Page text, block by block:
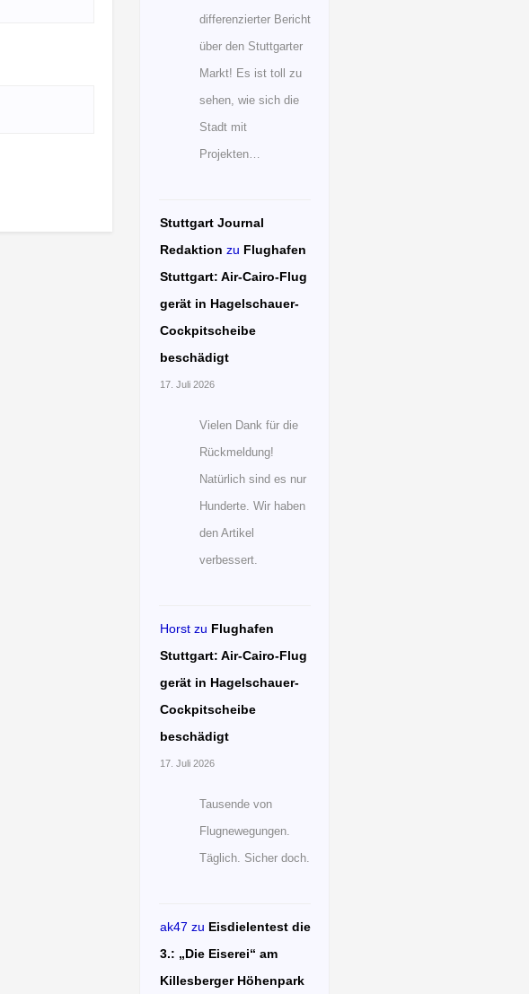
differenzierter Bericht
über den Stuttgarter
Markt! Es ist toll zu
sehen, wie sich die
Stadt mit
Projekten…
Stuttgart Journal
Redaktion zu Flughafen
Stuttgart: Air-Cairo-Flug
gerät in Hagelschauer-
Cockpitscheibe
beschädigt
17. Juli 2026
Vielen Dank für die
Rückmeldung!
Natürlich sind es nur
Hunderte. Wir haben
den Artikel
verbessert.
Horstzu Flughafen
Stuttgart: Air-Cairo-Flug
gerät in Hagelschauer-
Cockpitscheibe
beschädigt
17. Juli 2026
Tausende von
Flugnewegungen.
Täglich. Sicher doch.
ak47 zu Eisdielentest die
3.: „Die Eiserei“ am
Killesberger Höhenpark